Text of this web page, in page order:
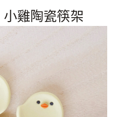
雞陶瓷筷架